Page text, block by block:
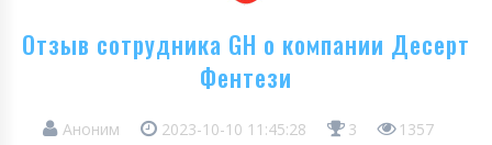
Отзыв сотрудника GH о компании Десерт
Фентези
Аноним 2023-10-10 11:45:28 3 1357